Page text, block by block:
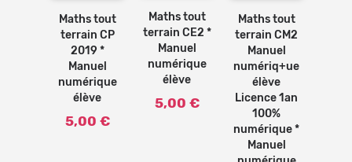
Maths tout
terrain CP
2019 *
Manuel
numérique
élève
5,00 €
Maths tout
terrain CE2 *
Manuel
numérique
élève
5,00 €
Maths tout
terrain CM2
Manuel
numériq+ue
élève
Licence 1an
100%
numérique *
Manuel